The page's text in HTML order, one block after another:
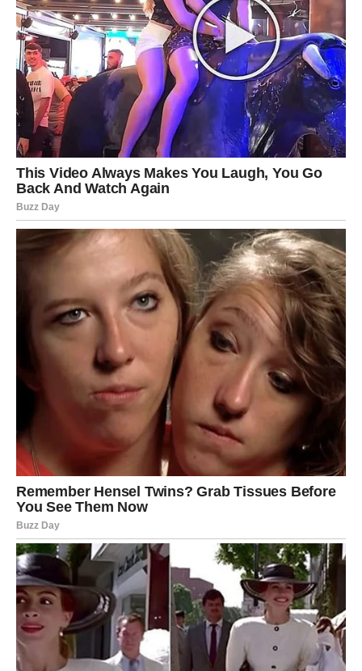
izgledati slučajno. Već pri prvom razgovoru postojaće
osećaj neverovatne bliskosti, kao da se poznaju mnogo
duže nego što zaista jeste slučaj.
Mnogi Rakovi će upoznati osobu preko prijatelja,
društvenih mreža ili tokom sasvim običnog izlaska koji u
početku neće ni delovati posebno. Međutim, upravo tada
počinje priča koja može promeniti njihov život.
Najlepše od svega je to što će ovaj odnos biti potpuno
drugačiji od prethodnih. Neće biti nesigurnosti, hladnoće
ni igranja emocijama. Rak će prvi put posle dugo vremena
osetiti mir u ljubavi.
Zauzeti Rakovi takođe ulaze u poseban period. Oni koji su
prošli kroz krize sada mogu obnoviti odnos sa partnerom
i podići ljubav na mnogo viši nivo. Kod mnogih će se javiti
razgovori o zajedničkom životu, veridbi ili ozbiljnim
planovima za budućnost.
Sudbina Rakovima šalje ono što su dugo čekali – ljubav
koja ostaje.
DEVICA – KONAČNO DOLAZI
NEKO KO ĆE RAZUMETI
NJIHOVO SRCE
Device često deluju hladno i rezervisano, ali istina je
potpuno drugačija. Njihovo srce je veliko, samo retko
kome dopuštaju da ga zaista vidi. Upravo zbog toga